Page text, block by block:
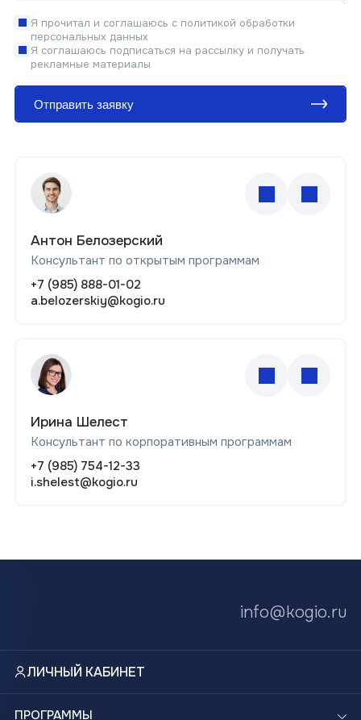
Я прочитал и соглашаюсь с политикой обработки
персональных данных
Я соглашаюсь подписаться на рассылку и получать
рекламные материалы
Отправить заявкуОтправить еще одно
Антон Белозерский
Консультант по открытым программам
+7 (985) 888-01-02
a.belozerskiy@kogio.ru
Ирина Шелест
Консультант по корпоративным программам
+7 (985) 754-12-33
i.shelest@kogio.ru
ЛИЧНЫЙ КАБИНЕТ
info@kogio.ru
ПРОГРАММЫ